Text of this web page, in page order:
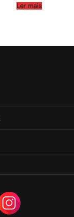
Ler mais